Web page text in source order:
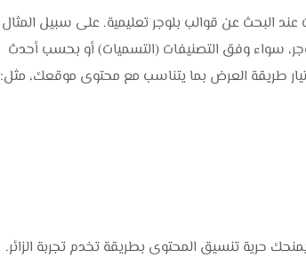
البحث عن قوالب بلوجر تعليمية. على سبيل المثال
سواء وفق التصنيفات (التسميات) أو بحسب أحدث
طريقة العرض بما يتناسب مع محتوى موقعك، مثل:
حرية تنسيق المحتوى بطريقة تخدم تجربة الزائر.